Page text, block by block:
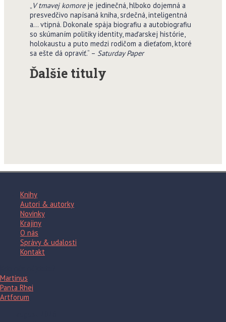
„V tmavej komoreje jedinečná, hlboko dojemná a
presvedčivo napísaná kniha, srdečná, inteligentná
a… vtipná. Dokonale spája biografiu a autobiografiu
so skúmaním politiky identity, maďarskej histórie,
holokaustu a puto medzi rodičom a dieťaťom, ktoré
sa ešte dá opraviť.“ – Saturday Paper
Ďalšie tituly
Knihy
Autori & autorky
Novinky
Krajiny
O nás
Správy & udalosti
Kontakt
Martinus
Panta Rhei
Artforum